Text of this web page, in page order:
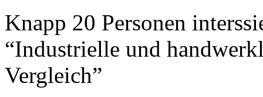
Knapp 20 Personen
“Industrielle und
Vergleich”